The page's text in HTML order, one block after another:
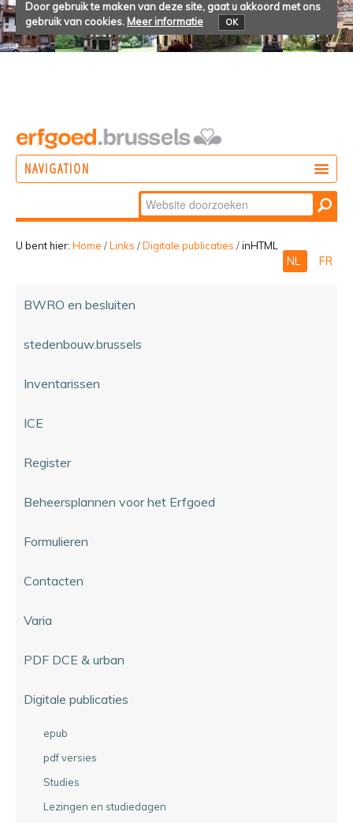
Door gebruik te maken van deze site, gaat u akkoord met ons
gebruik van cookies. Meer informatie OK
NAVIGATION
Zoek
Geavanceerd
zoeken...
U bent hier: Home /Links /Digitale publicaties /inHTML
NL FR
BWRO en besluiten
stedenbouw.brussels
Inventarissen
ICE
Register
Beheersplannen voor het Erfgoed
Formulieren
Contacten
Varia
PDF DCE & urban
Digitale publicaties
epub
pdf versies
Studies
Lezingen en studiedagen